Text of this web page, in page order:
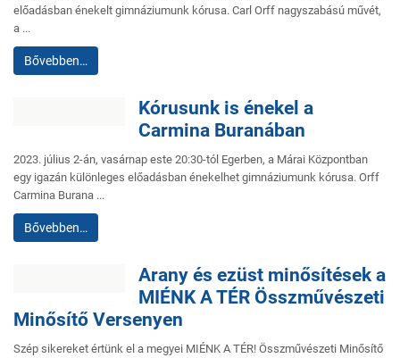
előadásban énekelt gimnáziumunk kórusa. Carl Orff nagyszabású művét,
a ...
Bővebben…
Kórusunk is énekel a
Carmina Buranában
2023. július 2-án, vasárnap este 20:30-tól Egerben, a Márai Központban
egy igazán különleges előadásban énekelhet gimnáziumunk kórusa. Orff
Carmina Burana ...
Bővebben…
Arany és ezüst minősítések a
MIÉNK A TÉR Összművészeti
Minősítő Versenyen
Szép sikereket értünk el a megyei MIÉNK A TÉR! Összművészeti Minősítő